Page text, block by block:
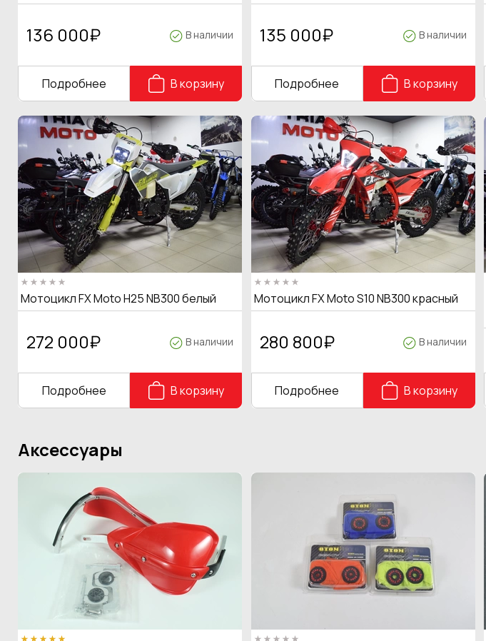
136 000₽ В наличии
Подробнее В корзину
135 000₽ В наличии
Подробнее В корзину
Мотоцикл FX Moto H25 NB300 белый
272 000₽ В наличии
Подробнее В корзину
Мотоцикл FX Moto S10 NB300 красный
280 800₽ В наличии
Подробнее В корзину
Аксессуары